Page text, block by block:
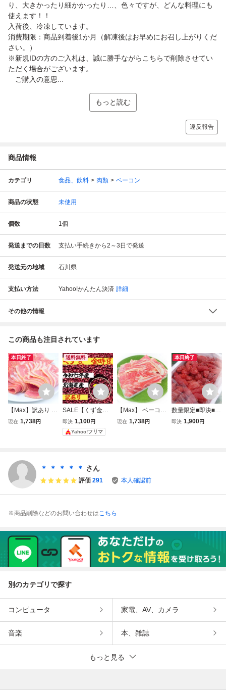
り、大きかったり細かかったり…、色々ですが、どんな料理にも
使えます！！
入荷後、冷凍しています。
消費期限：商品到着後1か月（解凍後はお早めにお召し上がりくだ
さい。）
※新規IDの方のご入札は、誠に勝手ながらこちらで削除させてい
ただく場合がございます。
ご購入の意思...
もっと読む
違反報告
商品情報
カテゴリ 食品、飲料 肉類 ベーコン
商品の状態 未使用
個数 1個
発送までの日数 支払い手続きから2～3日で発送
発送元の地域 石川県
支払い方法 Yahoo!かんたん決済 詳細
その他の情報
この商品も注目されています
本日終了
【Max】訳あり ベ
ーコン 切落し 1kg
現在 1,738円
送料無料
SALE【くず金時
豆】令和七年度 北
海道産 金時豆
［１kg］
即決 1,100円
Yahoo!フリマ
【Max】 ベーコン
切り落とし 1kg ス
現在 1,738円
本日終了
数量限定■即決■訳
アリ 福岡県 博多
即決 1,900円
＊ ＊ ＊ ＊ ＊ さん
評価 291 本人確認前
※商品削除などのお問い合わせはこちら
別のカテゴリで探す
コンピュータ 家電、AV、カメラ
音楽 本、雑誌
もっと見る